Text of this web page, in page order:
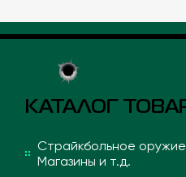
КАТАЛОГ
Страйкбольное
Магазины и т.д.